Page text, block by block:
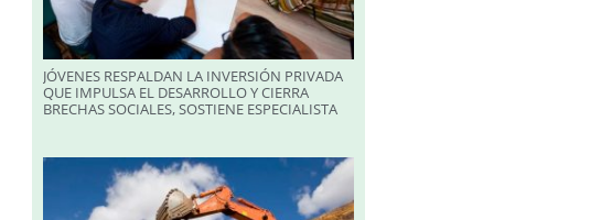
JÓVENES RESPALDAN LA INVERSIÓN PRIVADA
QUE IMPULSA EL DESARROLLO Y CIERRA
BRECHAS SOCIALES, SOSTIENE ESPECIALISTA